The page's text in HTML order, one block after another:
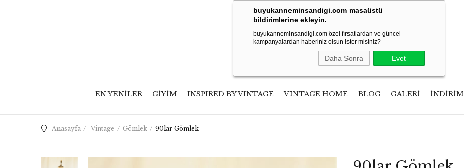
buyukanneminsandigi.com masaüstü
bildirimlerine ekleyin.
buyukanneminsandigi.com özel fırsatlardan ve güncel
kampanyalardan haberiniz olsun ister misiniz?
Daha Sonra Evet
2500₺ ve Üzeri Alışverişlerinizde Kargo Bedava
EN YENİLER GİYİM INSPIRED BY VINTAGE VINTAGE HOME BLOG GALERİ İNDİRİM
Anasayfa Vintage Gömlek 90lar Gömlek